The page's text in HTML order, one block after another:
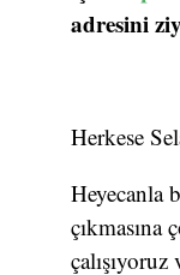
adresini
Herkese
Heyecanla